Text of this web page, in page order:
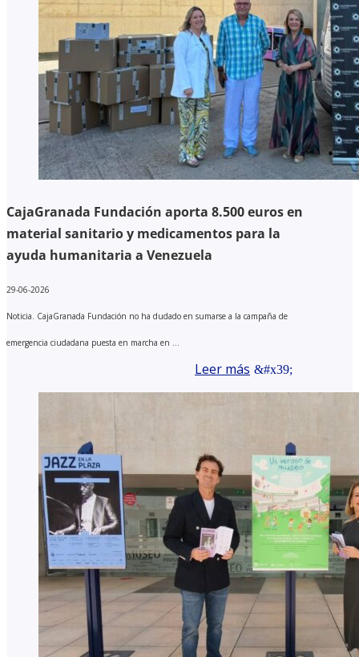
CajaGranada Fundación aporta 8.500 euros en
material sanitario y medicamentos para la
ayuda humanitaria a Venezuela
29-06-2026
Noticia. CajaGranada Fundación no ha dudado en sumarse a la campaña de
emergencia ciudadana puesta en marcha en ...
Leer más